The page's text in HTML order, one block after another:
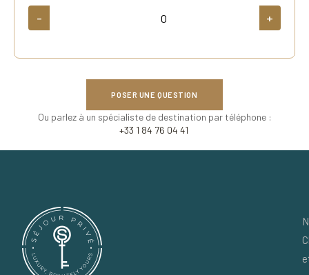
- +
POSER UNE QUESTION
Ou parlez à un spécialiste de destination par téléphone :
+33 1 84 76 04 41